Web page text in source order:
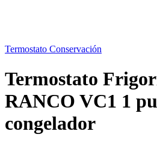
Termostato Conservación
Termostato
RANCO VC1 1
congelador